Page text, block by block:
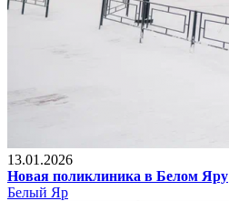
13.01.2026
Новая поликлиника в Белом Яру
Белый Яр